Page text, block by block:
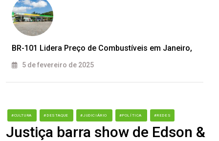
BR-101 Lidera Preço de Combustíveis em Janeiro,
5 de fevereiro de 2025
#CULTURA #DESTAQUE #JUDICIÁRIO #POLÍTICA #REDES
Justiça barra show de Edson &